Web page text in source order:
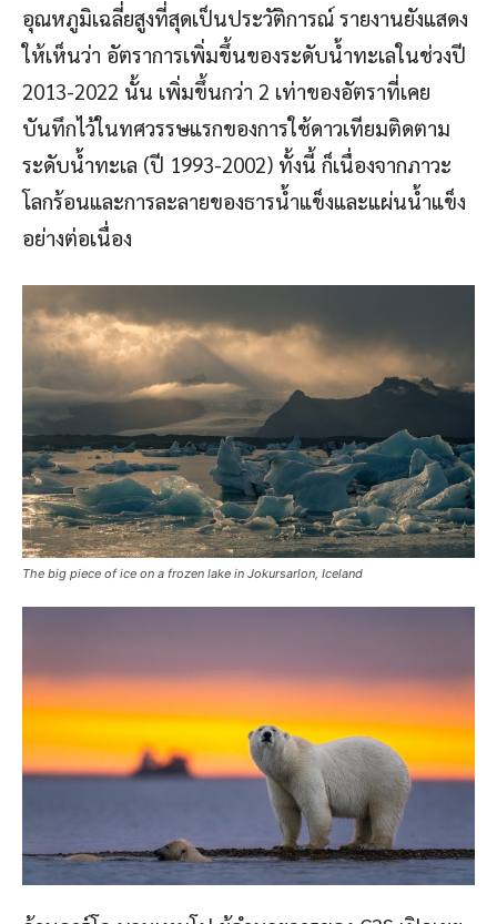
อุณหภูมิเฉลี่ยสูงที่สุดเป็นประวัติการณ์ รายงานยังแสดง
ให้เห็นว่า อัตราการเพิ่มขึ้นของระดับน้ำทะเลในช่วงปี
2013-2022 นั้น เพิ่มขึ้นกว่า 2 เท่าของอัตราที่เคย
บันทึกไว้ในทศวรรษแรกของการใช้ดาวเทียมติดตาม
ระดับน้ำทะเล (ปี 1993-2002) ทั้งนี้ ก็เนื่องจากภาวะ
โลกร้อนและการละลายของธารน้ำแข็งและแผ่นน้ำแข็ง
อย่างต่อเนื่อง
The big piece of ice on a frozen lake in Jokursarlon, Iceland